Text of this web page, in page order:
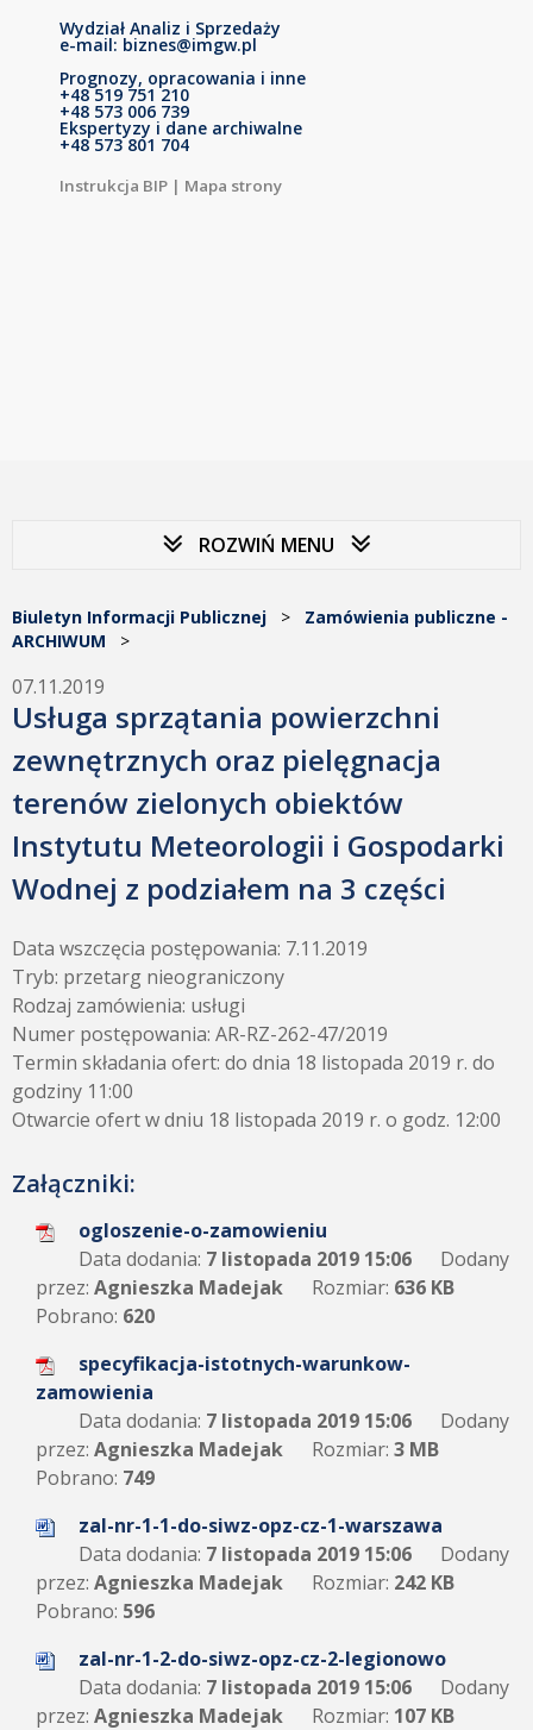
Wydział Analiz i Sprzedaży
e-mail: biznes@imgw.pl
Prognozy, opracowania i inne
+48 519 751 210
+48 573 006 739
Ekspertyzy i dane archiwalne
+48 573 801 704
Instrukcja BIP | Mapa strony
ROZWIŃ MENU
Biuletyn Informacji Publicznej > Zamówienia publiczne -
ARCHIWUM >
07.11.2019
Usługa sprzątania powierzchni
zewnętrznych oraz pielęgnacja
terenów zielonych obiektów
Instytutu Meteorologii i Gospodarki
Wodnej z podziałem na 3 części
Data wszczęcia postępowania: 7.11.2019
Tryb: przetarg nieograniczony
Rodzaj zamówienia: usługi
Numer postępowania: AR-RZ-262-47/2019
Termin składania ofert: do dnia 18 listopada 2019 r. do
godziny 11:00
Otwarcie ofert w dniu 18 listopada 2019 r. o godz. 12:00
Załączniki:
ogloszenie-o-zamowieniu
Data dodania: 7 listopada 2019 15:06
Dodany
przez: Agnieszka Madejak Rozmiar: 636 KB
Pobrano: 620
specyfikacja-istotnych-warunkow-
zamowienia
Data dodania: 7 listopada 2019 15:06
Dodany
przez: Agnieszka Madejak Rozmiar: 3 MB
Pobrano: 749
zal-nr-1-1-do-siwz-opz-cz-1-warszawa
Data dodania: 7 listopada 2019 15:06
Dodany
przez: Agnieszka Madejak Rozmiar: 242 KB
Pobrano: 596
zal-nr-1-2-do-siwz-opz-cz-2-legionowo
Data dodania: 7 listopada 2019 15:06
Dodany
przez: Agnieszka Madejak Rozmiar: 107 KB